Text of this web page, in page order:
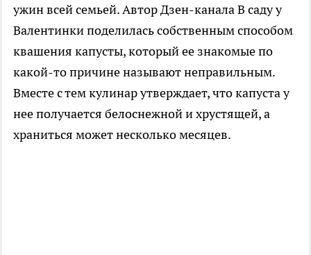
ужин всей семьей. Автор Дзен-канала В саду у
Валентинки поделилась собственным способом
квашения капусты, который ее знакомые по
какой-то причине называют неправильным.
Вместе с тем кулинар утверждает, что капуста у
нее получается белоснежной и хрустящей, а
храниться может несколько месяцев.